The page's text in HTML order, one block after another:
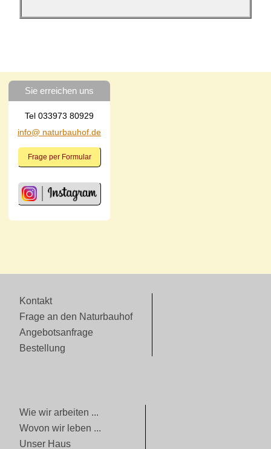
Sie erreichen uns
Tel 033973 80929
info@ naturbauhof.de
Frage per Formular
Kontakt
Frage an den Naturbauhof
Angebotsanfrage
Bestellung
Wie wir arbeiten ...
Wovon wir leben ...
Unser Haus